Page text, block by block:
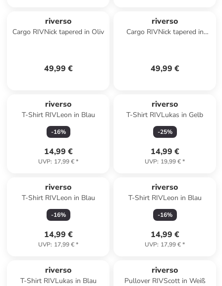
riverso
Cargo RIVNick tapered in Oliv
49,99 €
riverso
Cargo RIVNick tapered in
49,99 €
riverso
T-Shirt RIVLeon in Blau
-16%
14,99 €
UVP: 17,99 €*
riverso
T-Shirt RIVLukas in Gelb
-25%
14,99 €
UVP: 19,99 €*
riverso
T-Shirt RIVLeon in Blau
-16%
14,99 €
UVP: 17,99 €*
riverso
T-Shirt RIVLeon in Blau
-16%
14,99 €
UVP: 17,99 €*
riverso
T-Shirt RIVLukas in Blau
riverso
Pullover RIVScott in Weiß